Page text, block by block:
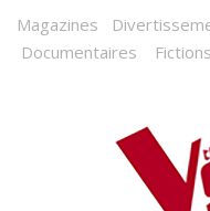
Magazines
Documentaires
Fictions